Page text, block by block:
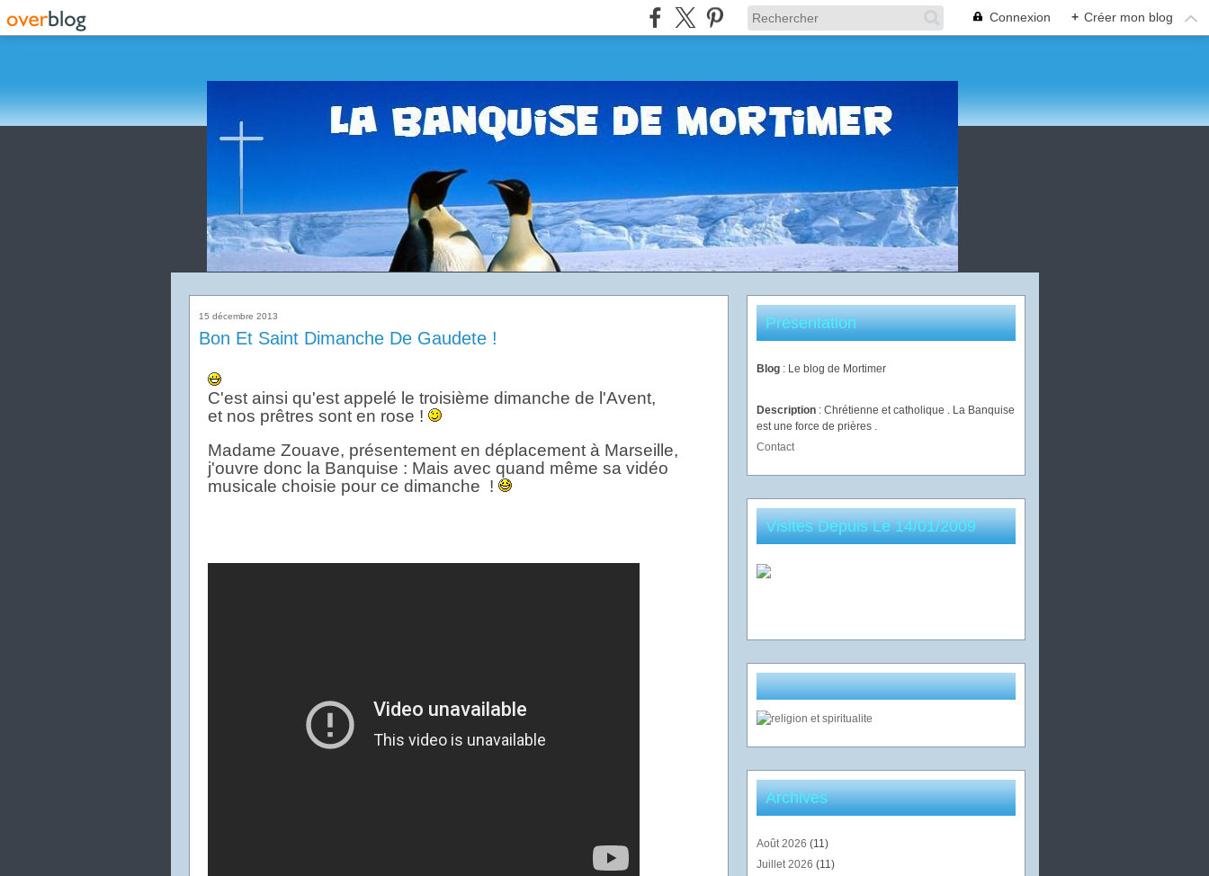
Connexion + Créer mon blog
15 décembre 2013
Bon Et Saint Dimanche De Gaudete !
C'est ainsi qu'est appelé le troisième dimanche de l'Avent,
et nos prêtres sont en rose !
Madame Zouave, présentement en déplacement à Marseille,
j'ouvre donc la Banquise : Mais avec quand même sa vidéo
musicale choisie pour ce dimanche !
Présentation
Blog : Le blog de Mortimer
Description : Chrétienne et catholique . La Banquise
est une force de prières .
Contact
Visites Depuis Le 14/01/2009
Archives
Août 2026 (11)
Juillet 2026 (11)